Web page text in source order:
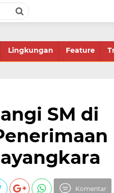
Lingkungan Feature
SM di
Komentar